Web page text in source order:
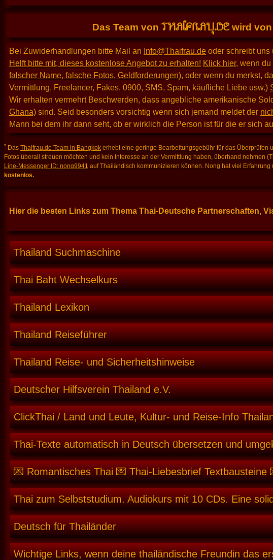
Das Team vonTHAIFRAU.DEwird von
Bei Zuwiderhandlungen bitte Mail an Info@Thaifrau.de oder schreibt uns
Helft bitte mit, dieses kostenlose Angebot zu erhalten! Klick hier, wenn
falscher Name, falsche Fotos, Geldforderungen), oder wenn du merkst,
Vermittlung, Freelancer, Fakes, 0900, SMS, Spam, käufliche Liebe usw.)
Wir erhalten vermehrt Beschwerden, dass angebliche amerikanische
Ghana)sind. Seid besonders vorsichtig wenn sich jemand meldet der
Mann bei dem ihr dann seht, ob er wirklich die Person ist für die er sich
* Das Thaifrau.de Team in Bangkok erhebt eine geringe Bearbeitungsgebühr für das Überprüfen
Fotos überall streuen möchten und kein Interesse an der Vermittlung haben, überhand nehmen
Line-Messenger ID: nong9941 auf Thailändisch kommunizieren können. Nong hat viel
kostenlos.
Hier die besten Links zum Thema Thai-Deutsche Partnerschaften,
Thailand Suchmaschine
Thai Baht Wechselkurs
Thailand Lexikon
Thailand Reiseführer
Thailand Reise- und Sicherheitshinweise
Deutscher Hilfsverein Thailand e.V.
ClickThai / Land und Leute, Kultur- und Reise-Info
Thai-Texte automatisch in Deutsch übersetzen und
💌 Romantisches Thai 💌 Thai-Liebesbrief Textbausteine
Thai zum Selbststudium. Audiokurs mit 10 CDs. Eine
Deutsch für Thailänder
Wichtige Links, wenn deine thailändische Freundin das